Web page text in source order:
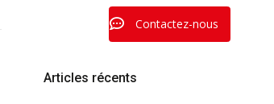
Contactez-nous
Articles récents